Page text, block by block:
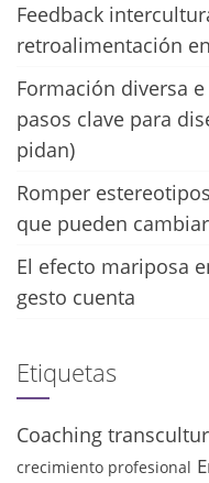
Feedback
retroalimentación
Formación diversa
pasos clave para
pidan)
Romper
que pueden
El efecto mariposa
gesto cuenta
Etiquetas
Coaching
crecimiento profesional